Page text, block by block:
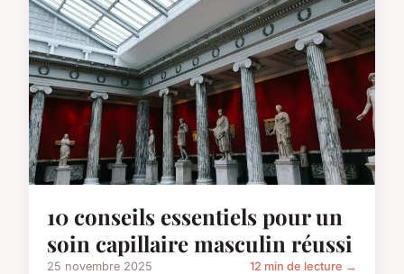
10 conseils essentiels pour un
soin capillaire masculin réussi
25 novembre 2025 12 min de lecture →